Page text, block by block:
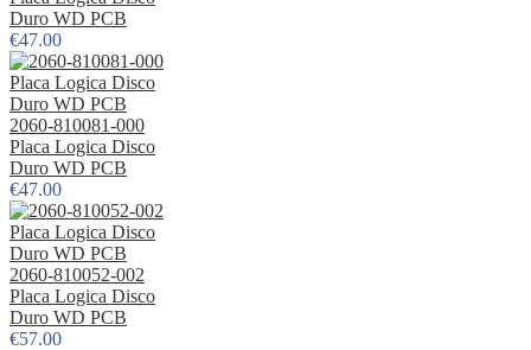
Duro WD PCB
€47.00
2060-810081-000
Placa Logica Disco
Duro WD PCB
€47.00
2060-810052-002
Placa Logica Disco
Duro WD PCB
€57.00